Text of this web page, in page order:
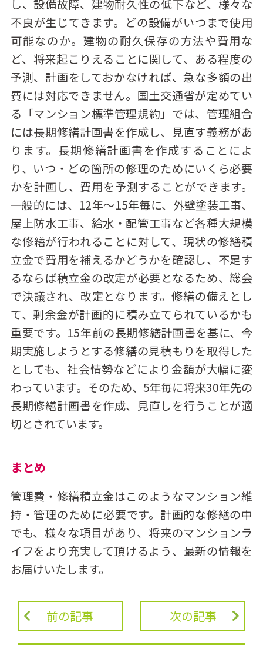
し、設備故障、建物耐久性の低下など、様々な
不良が生じてきます。どの設備がいつまで使用
可能なのか。建物の耐久保存の方法や費用な
ど、将来起こりえることに関して、ある程度の
予測、計画をしておかなければ、急な多額の出
費には対応できません。国土交通省が定めてい
る「マンション標準管理規約」では、管理組合
には長期修繕計画書を作成し、見直す義務があ
ります。長期修繕計画書を作成することによ
り、いつ・どの箇所の修理のためにいくら必要
かを計画し、費用を予測することができます。
一般的には、12年～15年毎に、外壁塗装工事、
屋上防水工事、給水・配管工事など各種大規模
な修繕が行われることに対して、現状の修繕積
立金で費用を補えるかどうかを確認し、不足す
るならば積立金の改定が必要となるため、総会
で決議され、改定となります。修繕の備えとし
て、剰余金が計画的に積み立てられているかも
重要です。15年前の長期修繕計画書を基に、今
期実施しようとする修繕の見積もりを取得した
としても、社会情勢などにより金額が大幅に変
わっています。そのため、5年毎に将来30年先の
長期修繕計画書を作成、見直しを行うことが適
切とされています。
まとめ
管理費・修繕積立金はこのようなマンション維
持・管理のために必要です。計画的な修繕の中
でも、様々な項目があり、将来のマンションラ
イフをより充実して頂けるよう、最新の情報を
お届けいたします。
前の記事 次の記事